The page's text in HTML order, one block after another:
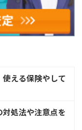
える保険やして
処法や注意点を